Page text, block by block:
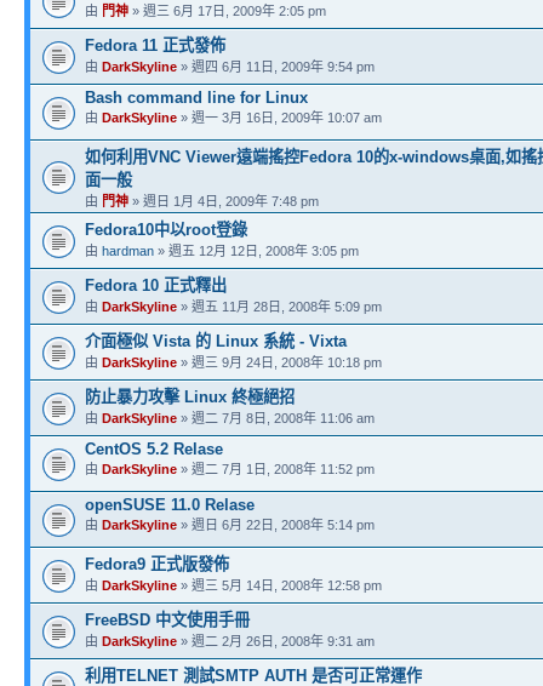
由 門神 » 週三 6月 17日, 2009年 2:05 pm
Fedora 11 正式發佈
由 DarkSkyline » 週四 6月 11日, 2009年 9:54 pm
Bash command line for Linux
由 DarkSkyline » 週一 3月 16日, 2009年 10:07 am
如何利用VNC Viewer遠端搖控Fedora 10的x-windows桌面,如
面一般
由 門神 » 週日 1月 4日, 2009年 7:48 pm
Fedora10中以root登錄
由 hardman » 週五 12月 12日, 2008年 3:05 pm
Fedora 10 正式釋出
由 DarkSkyline » 週五 11月 28日, 2008年 5:09 pm
介面極似 Vista 的 Linux 系統 - Vixta
由 DarkSkyline » 週三 9月 24日, 2008年 10:18 pm
防止暴力攻擊 Linux 終極絕招
由 DarkSkyline » 週二 7月 8日, 2008年 11:06 am
CentOS 5.2 Relase
由 DarkSkyline » 週二 7月 1日, 2008年 11:52 pm
openSUSE 11.0 Relase
由 DarkSkyline » 週日 6月 22日, 2008年 5:14 pm
Fedora9 正式版發佈
由 DarkSkyline » 週三 5月 14日, 2008年 12:58 pm
FreeBSD 中文使用手冊
由 DarkSkyline » 週二 2月 26日, 2008年 9:31 am
利用TELNET 測試SMTP AUTH 是否可正常運作